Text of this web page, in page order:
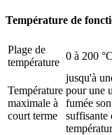
Température de
Plage de
température
0 à 200 °C
Température
maximale à
court terme
jusqu'à
pour une
fumée
suffisante